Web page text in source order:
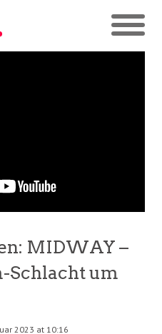
MIDWAY –
Schlacht um
2023 at 10:16